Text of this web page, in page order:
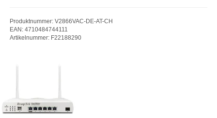
Produktnummer: V2866VAC-DE-AT-CH
EAN: 4710484744111
Artikelnummer: F22188290